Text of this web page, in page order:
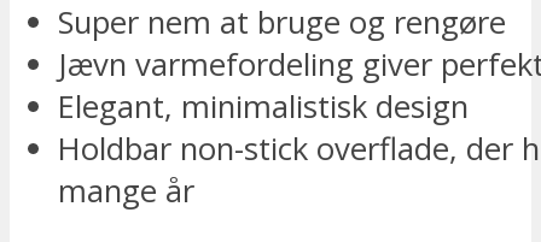
Super nem at bruge og rengøre
Jævn varmefordeling giver
Elegant, minimalistisk design
Holdbar non-stick overflade, der
mange år